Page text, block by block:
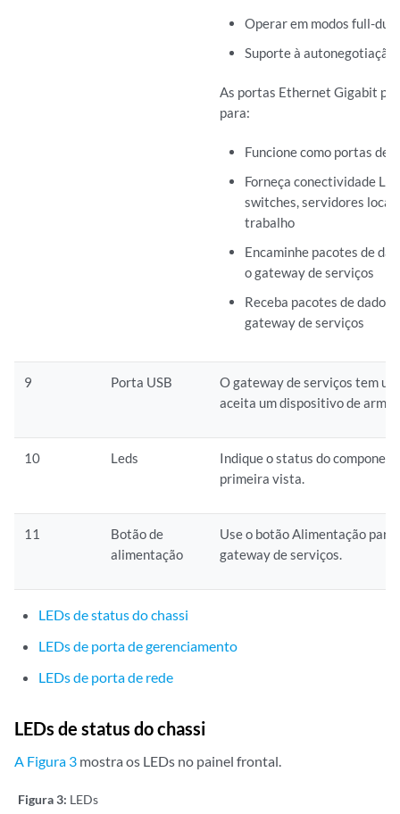
Operar em modos full-
Suporte à autonegotiação
As portas Ethernet Gigabit
para:
Funcione como portas de
Forneça conectividade
switches, servidores
trabalho
Encaminhe pacotes de
o gateway de serviços
Receba pacotes de dados
gateway de serviços
9 Porta USB
O gateway de serviços tem
aceita um dispositivo de
10 Leds
Indique o status do
primeira vista.
11
Botão de
alimentação
Use o botão Alimentação
gateway de serviços.
LEDs de status do chassi
LEDs de porta de gerenciamento
LEDs de porta de rede
LEDs de status do chassi
A Figura 3 mostra os LEDs no painel frontal.
Figura 3: LEDs